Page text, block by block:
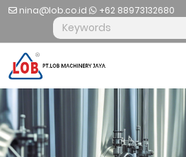
nina@lob.co.id
+62 88973132680